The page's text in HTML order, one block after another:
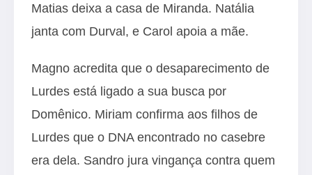
Matias deixa a casa de Miranda. Natália
janta com Durval, e Carol apoia a mãe.
Magno acredita que o desaparecimento de
Lurdes está ligado a sua busca por
Domênico. Miriam confirma aos filhos de
Lurdes que o DNA encontrado no casebre
era dela. Sandro jura vingança contra quem